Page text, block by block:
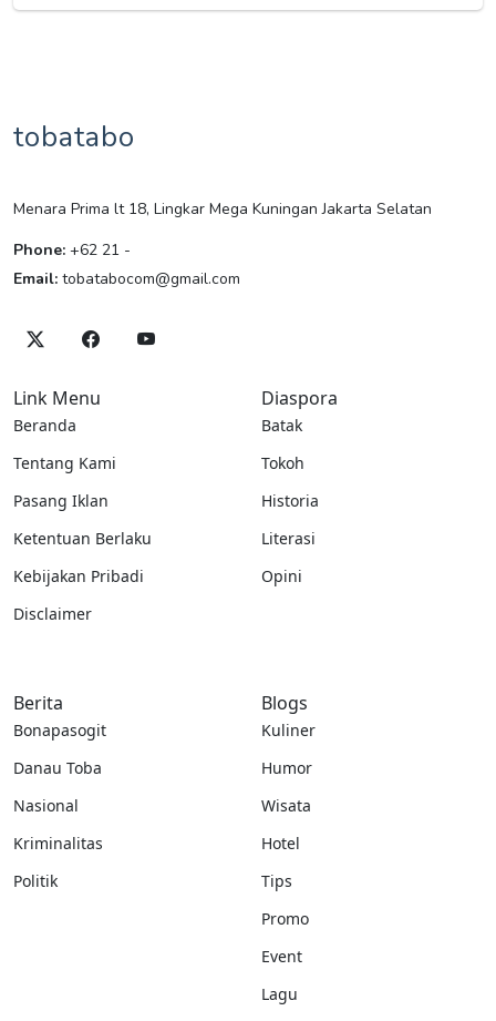
tobatabo
Menara Prima lt 18, Lingkar Mega Kuningan Jakarta Selatan
Phone: +62 21 -
Email: tobatabocom@gmail.com
Link Menu
Beranda
Tentang Kami
Pasang Iklan
Ketentuan Berlaku
Kebijakan Pribadi
Disclaimer
Diaspora
Batak
Tokoh
Historia
Literasi
Opini
Berita
Bonapasogit
Danau Toba
Nasional
Kriminalitas
Politik
Blogs
Kuliner
Humor
Wisata
Hotel
Tips
Promo
Event
Lagu